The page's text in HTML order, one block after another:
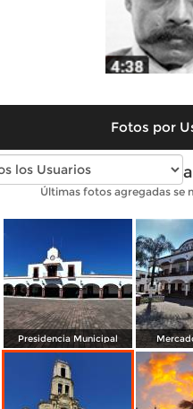
Fotos por
Fotos
Últimas fotos agregadas se
Presidencia Municipal